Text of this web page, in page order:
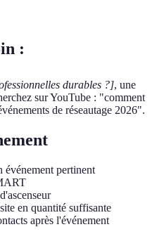
:
durables ?], une
sur YouTube : "comment
de réseautage 2026".
événement pertinent
en quantité suffisante
après l'événement